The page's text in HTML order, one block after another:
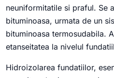
neuniformitatile si praful. Se
bituminoasa, urmata de un
bituminoasa termosudabila.
etanseitatea la nivelul
Hidroizolarea fundatiilor,